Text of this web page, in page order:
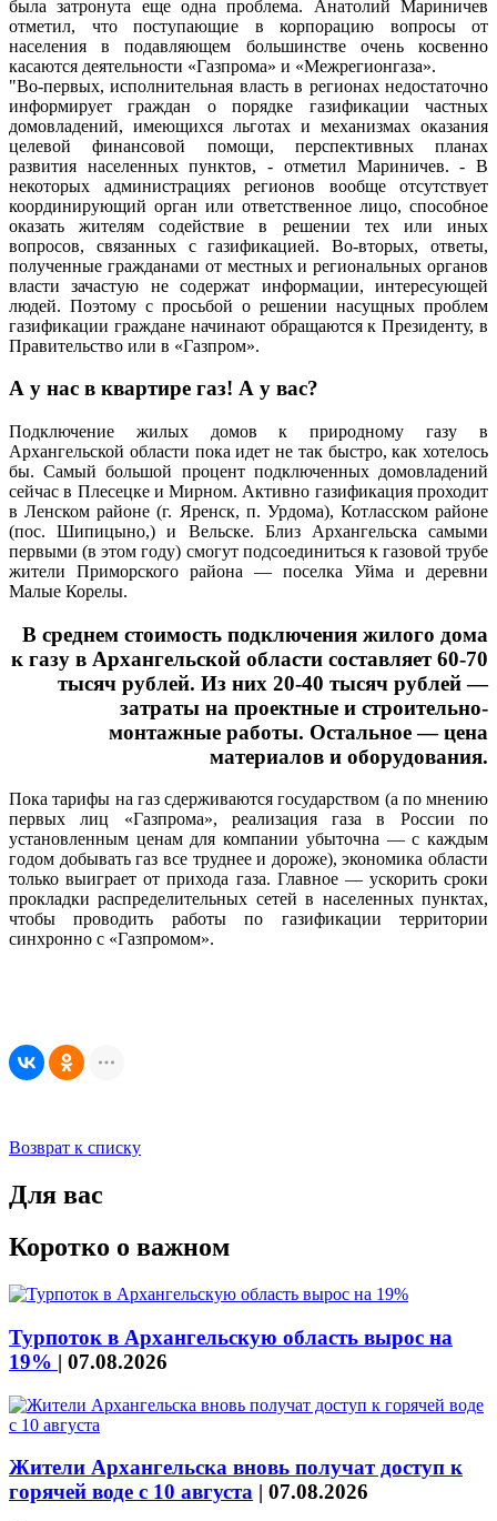
была затронута еще одна проблема. Анатолий Мариничев
отметил, что поступающие в корпорацию вопросы от
населения в подавляющем большинстве очень косвенно
касаются деятельности «Газпрома» и «Межрегионгаза».
"Во-первых, исполнительная власть в регионах недостаточно
информирует граждан о порядке газификации частных
домовладений, имеющихся льготах и механизмах оказания
целевой финансовой помощи, перспективных планах
развития населенных пунктов, - отметил Мариничев. - В
некоторых администрациях регионов вообще отсутствует
координирующий орган или ответственное лицо, способное
оказать жителям содействие в решении тех или иных
вопросов, связанных с газификацией. Во-вторых, ответы,
полученные гражданами от местных и региональных органов
власти зачастую не содержат информации, интересующей
людей. Поэтому с просьбой о решении насущных проблем
газификации граждане начинают обращаются к Президенту, в
Правительство или в «Газпром».
А у нас в квартире газ! А у вас?
Подключение жилых домов к природному газу в
Архангельской области пока идет не так быстро, как хотелось
бы. Самый большой процент подключенных домовладений
сейчас в Плесецке и Мирном. Активно газификация проходит
в Ленском районе (г. Яренск, п. Урдома), Котласском районе
(пос. Шипицыно,) и Вельске. Близ Архангельска самыми
первыми (в этом году) смогут подсоединиться к газовой трубе
жители Приморского района — поселка Уйма и деревни
Малые Корелы.
В среднем стоимость подключения жилого дома
к газу в Архангельской области составляет 60-70
тысяч рублей. Из них 20-40 тысяч рублей —
затраты на проектные и строительно-
монтажные работы. Остальное — цена
материалов и оборудования.
Пока тарифы на газ сдерживаются государством (а по мнению
первых лиц «Газпрома», реализация газа в России по
установленным ценам для компании убыточна — с каждым
годом добывать газ все труднее и дороже), экономика области
только выиграет от прихода газа. Главное — ускорить сроки
прокладки распределительных сетей в населенных пунктах,
чтобы проводить работы по газификации территории
синхронно с «Газпромом».
Возврат к списку
Для вас
Коротко о важном
Турпоток в Архангельскую область вырос на
19% | 07.08.2026
Жители Архангельска вновь получат доступ к
горячей воде с 10 августа | 07.08.2026